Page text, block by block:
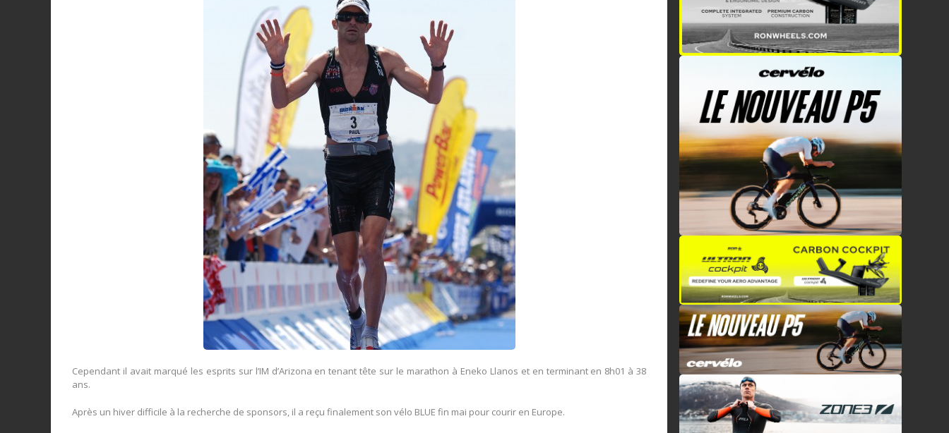
Cependant il avait marqué les esprits sur l’IM d’Arizona en tenant tête sur le marathon à Eneko Llanos et en terminant en 8h01 à 38
ans.
Après un hiver difficile à la recherche de sponsors, il a reçu finalement son vélo BLUE fin mai pour courir en Europe.